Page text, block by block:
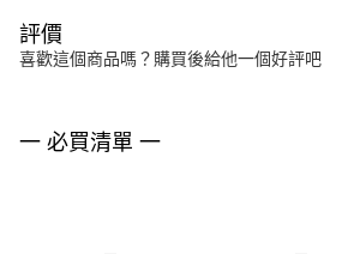
評價
喜歡這個商品嗎？購買後給他一個好評吧
一 必買清單 一